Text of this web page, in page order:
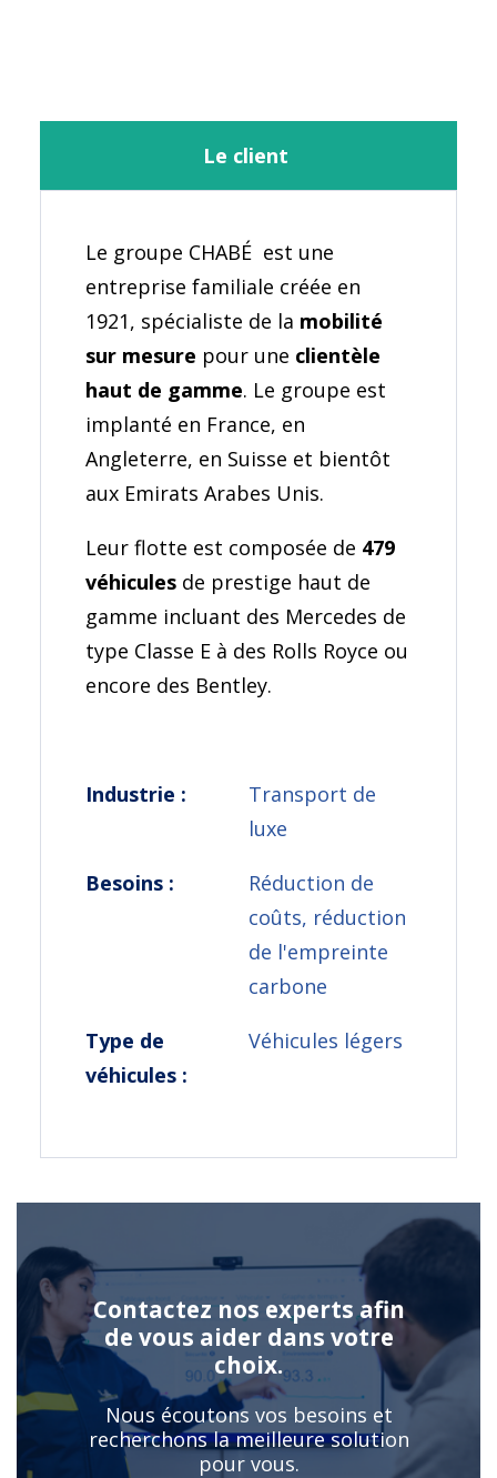
Le client
Le groupe CHABÉ est une
entreprise familiale créée en
1921, spécialiste de la mobilité
sur mesure pour une clientèle
haut de gamme. Le groupe est
implanté en France, en
Angleterre, en Suisse et bientôt
aux Emirats Arabes Unis.
Leur flotte est composée de 479
véhiculesde prestige haut de
gamme incluant des Mercedes de
type Classe E à des Rolls Royce ou
encore des Bentley.
Industrie :
Transport de
luxe
Besoins :
Réduction de
coûts, réduction
de l'empreinte
carbone
Type de
véhicules :
Véhicules légers
Contactez nos experts afin
de vous aider dans votre
choix.
Nous écoutons vos besoins et
recherchons la meilleure solution
pour vous.